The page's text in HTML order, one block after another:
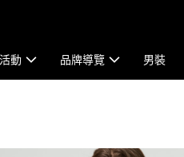
動 品牌導覽 男裝